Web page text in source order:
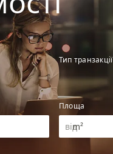
Тип транзакції
Площа
m²